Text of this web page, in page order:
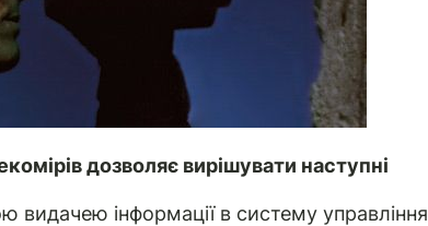
дозволяє вирішувати наступні
видачею інформації в систему управління